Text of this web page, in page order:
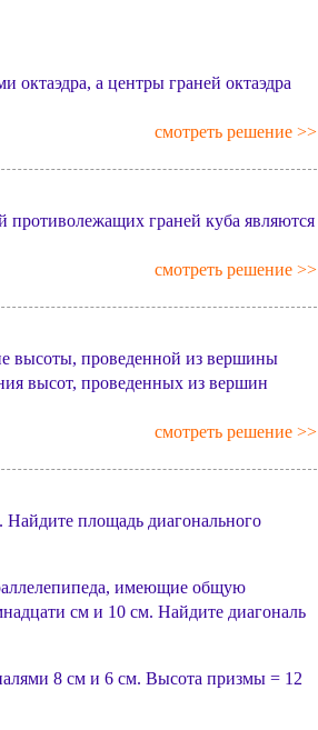
октаэдра, а центры граней октаэдра
смотреть решение >>
противолежащих граней куба являются
смотреть решение >>
высоты, проведенной из вершины
высот, проведенных из вершин
смотреть решение >>
Найдите площадь диагонального
имеющие общую
см и 10 см. Найдите диагональ
8 см и 6 см. Высота призмы = 12